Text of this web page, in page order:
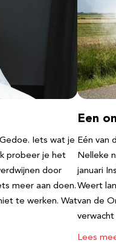
Iets wat je
probeer je het
door
meer aan doen.
te werken. Wat
Een
Eén van
Nelleke
januari
Weert
van de
Lees